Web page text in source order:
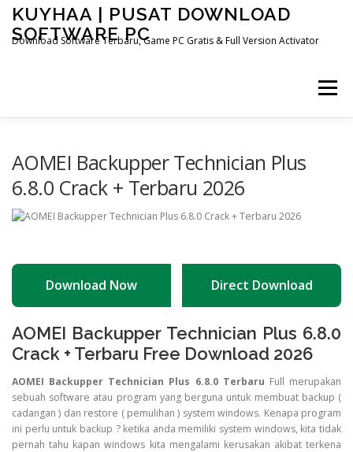
Skip
content
KUYHAA | PUSAT DOWNLOAD
SOFTWARE PC
Download Software Terbaru, Game PC Gratis & Full Version Activator
Menu
AOMEI Backupper Technician Plus
6.8.0 Crack + Terbaru 2026
Download Now Direct Download
AOMEI Backupper Technician Plus 6.8.0
Crack + Terbaru Free Download 2026
AOMEI Backupper Technician Plus 6.8.0 Terbaru Full merupakan
sebuah software atau program yang berguna untuk membuat backup (
cadangan ) dan restore ( pemulihan ) system windows. Kenapa program
ini perlu untuk backup ? ketika anda memiliki system windows, kita tidak
pernah tahu kapan windows kita mengalami kerusakan akibat terkena